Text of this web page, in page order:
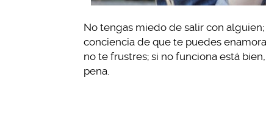
No tengas miedo de salir con
conciencia de que te puedes
no te frustres; si no funciona está
pena.